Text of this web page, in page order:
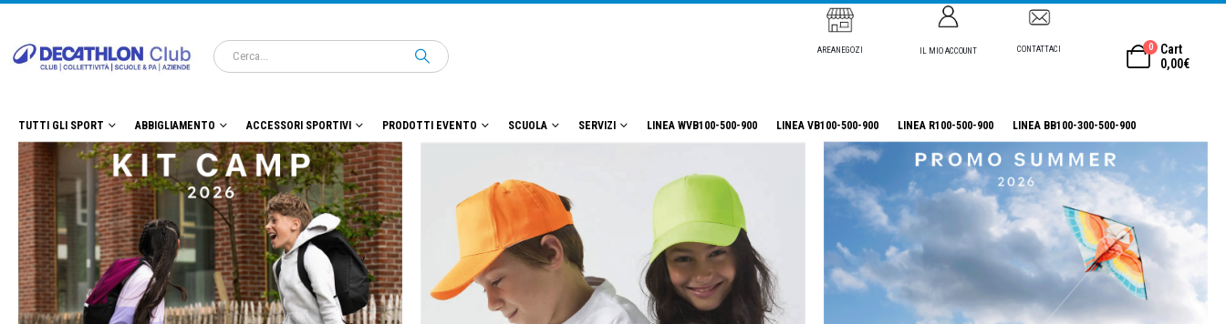
AREANEGOZI IL MIO ACCOUNT CONTATTACI 0
Cart
0,00€
TUTTI GLI SPORT ABBIGLIAMENTO ACCESSORI SPORTIVI PRODOTTI EVENTO SCUOLA SERVIZI LINEA WVB100-500-900 LINEA VB100-500-900 LINEA R100-500-900 LINEA BB100-300-500-900